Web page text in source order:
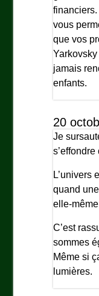
vous
que vos
jamais
enfants.
20
Je
L’univers
quand
elle-
C’est
sommes
Même si
lumières.